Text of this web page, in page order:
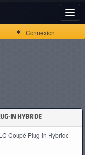
Connexion
IN HYBRIDE
Coupé Plug-in Hybride